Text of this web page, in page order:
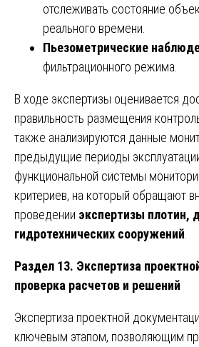
отслеживать состояние
реального времени.
Пьезометрические
фильтрационного режима.
В ходе экспертизы оценивается
правильность размещения
также анализируются данные
предыдущие периоды
функциональной системы
критериев, на который обращают
проведении экспертизы плотин,
гидротехнических сооружений
Раздел 13. Экспертиза
проверка расчетов и решений
Экспертиза проектной
ключевым этапом, позволяющим